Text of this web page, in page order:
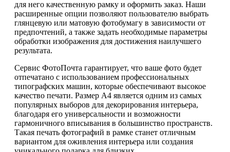
для него качественную рамку и оформить заказ. Наши
расширенные опции позволяют пользователю выбрать
глянцевую или матовую фотобумагу в зависимости от
предпочтений, а также задать необходимые параметры
обработки изображения для достижения наилучшего
результата.
Сервис ФотоПочта гарантирует, что ваше фото будет
отпечатано с использованием профессиональных
типографских машин, которые обеспечивают высокое
качество печати. Размер А4 является одним из самых
популярных выборов для декорирования интерьера,
благодаря его универсальности и возможности
гармоничного вписывания в большинство пространств.
Такая печать фотографий в рамке станет отличным
вариантом для оживления интерьера или создания